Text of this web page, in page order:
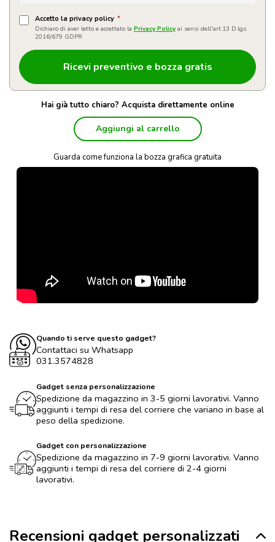
Accetto la privacy policy *
Dichiaro di aver letto e accettato la Privacy Policy ai sensi dell'art.13 D.lgs
2016/679 GDPR
Hai già tutto chiaro? Acquista direttamente online
Aggiungi al carrello
Guarda come funziona la bozza grafica gratuita
Quando ti serve questo gadget?
Contattaci su Whatsapp
031.3574828
Gadget senza personalizzazione
Spedizione da magazzino in 3-5 giorni lavorativi. Vanno
aggiunti i tempi di resa del corriere che variano in base al
peso della spedizione.
Gadget con personalizzazione
Spedizione da magazzino in 7-9 giorni lavorativi. Vanno
aggiunti i tempi di resa del corriere di 2-4 giorni
lavorativi.
Recensioni gadget personalizzati